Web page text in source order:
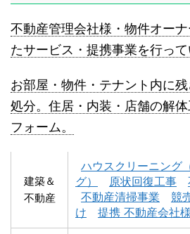
八雲町不用品回収
不動産管理会社様・物件オー
たサービス・提携事業を行って
お部屋・物件・テナント内に
処分。住居・内装・店舗の解
フォーム。
建築＆
不動産
ハウスクリーニング
グ）
原状回復工事
不動産清掃事業
競
け
提携 不動産会社